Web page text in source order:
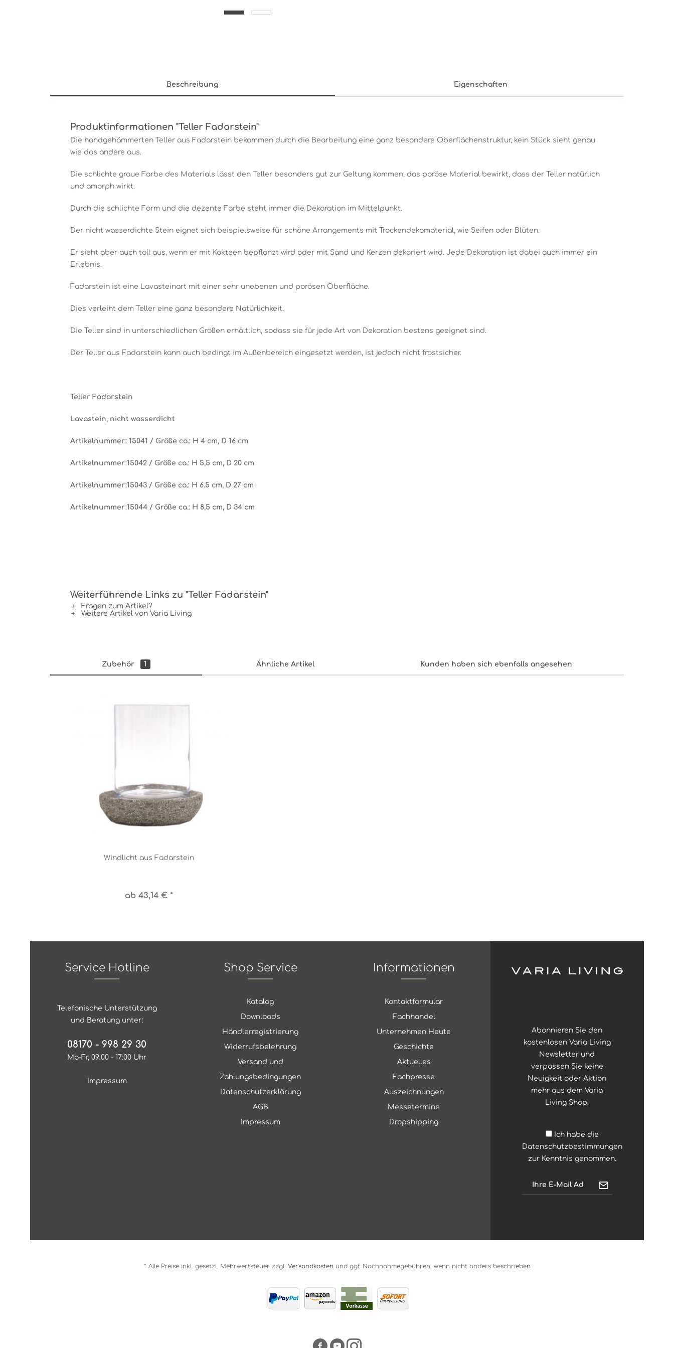
Beschreibung Eigenschaften
Produktinformationen "Teller Fadarstein"
Die handgehämmerten Teller aus Fadarstein bekommen durch die Bearbeitung eine ganz besondere Oberflächenstruktur, kein Stück sieht genau
wie das andere aus.
Die schlichte graue Farbe des Materials lässt den Teller besonders gut zur Geltung kommen; das poröse Material bewirkt, dass der Teller natürlich
und amorph wirkt.
Durch die schlichte Form und die dezente Farbe steht immer die Dekoration im Mittelpunkt.
Der nicht wasserdichte Stein eignet sich beispielsweise für schöne Arrangements mit Trockendekomaterial, wie Seifen oder Blüten.
Er sieht aber auch toll aus, wenn er mit Kakteen bepflanzt wird oder mit Sand und Kerzen dekoriert wird. Jede Dekoration ist dabei auch immer ein
Erlebnis.
Fadarstein ist eine Lavasteinart mit einer sehr unebenen und porösen Oberfläche.
Dies verleiht dem Teller eine ganz besondere Natürlichkeit.
Die Teller sind in unterschiedlichen Größen erhältlich, sodass sie für jede Art von Dekoration bestens geeignet sind.
Der Teller aus Fadarstein kann auch bedingt im Außenbereich eingesetzt werden, ist jedoch nicht frostsicher.
Teller Fadarstein
Lavastein, nicht wasserdicht
Artikelnummer: 15041 / Größe ca.: H 4 cm, D 16 cm
Artikelnummer:15042 / Größe ca.: H 5,5 cm, D 20 cm
Artikelnummer:15043 / Größe ca.: H 6.5 cm, D 27 cm
Artikelnummer:15044 / Größe ca.: H 8,5 cm, D 34 cm
Weiterführende Links zu "Teller Fadarstein"
Fragen zum Artikel?
Weitere Artikel von Varia Living
Zubehör 1 Ähnliche Artikel Kunden haben sich ebenfalls angesehen
Windlicht aus Fadarstein
ab 43,14 € *
Service Hotline
Telefonische Unterstützung
und Beratung unter:
08170 - 998 29 30
Mo-Fr, 09:00 - 17:00 Uhr
Impressum
Shop Service
Katalog
Downloads
Händlerregistrierung
Widerrufsbelehrung
Versand und
Zahlungsbedingungen
Datenschutzerklärung
AGB
Impressum
Informationen
Kontaktformular
Fachhandel
Unternehmen Heute
Geschichte
Aktuelles
Fachpresse
Auszeichnungen
Messetermine
Dropshipping
Abonnieren Sie den
kostenlosen Varia Living
Newsletter und
verpassen Sie keine
Neuigkeit oder Aktion
mehr aus dem Varia
Living Shop.
Ich habe die
Datenschutzbestimmungen
zur Kenntnis genommen.
* Alle Preise inkl. gesetzl. Mehrwertsteuer zzgl. Versandkostenund ggf. Nachnahmegebühren, wenn nicht anders beschrieben